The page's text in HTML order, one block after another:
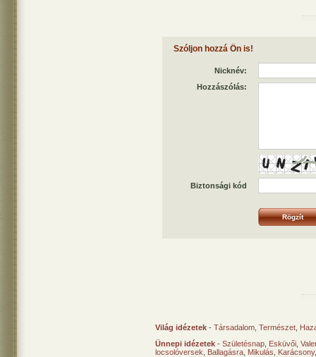
Szóljon hozzá Ön is!
Nicknév:
Hozzászólás:
Biztonsági kód
Világ idézetek - Társadalom Természet
Ünnepi idézetek - Születésnap Esküvői
locsolóversek
Ballagásra Mikulás Karácsony